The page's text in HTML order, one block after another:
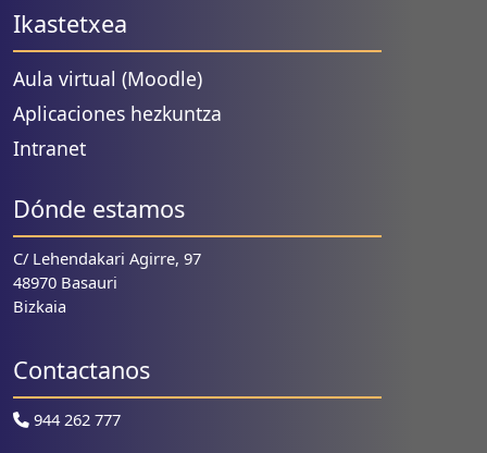
Ikastetxea
Aula virtual (Moodle)
Aplicaciones hezkuntza
Intranet
Dónde estamos
C/ Lehendakari Agirre, 97
48970 Basauri
Bizkaia
Contactanos
944 262 777